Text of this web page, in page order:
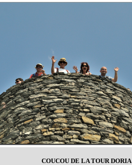
COUCOU DE LA TOUR DORIA